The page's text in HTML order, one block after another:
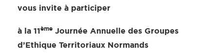
vous invite à participer
à la 11ème Journée Annuelle des Groupes
d’Ethique Territoriaux Normands